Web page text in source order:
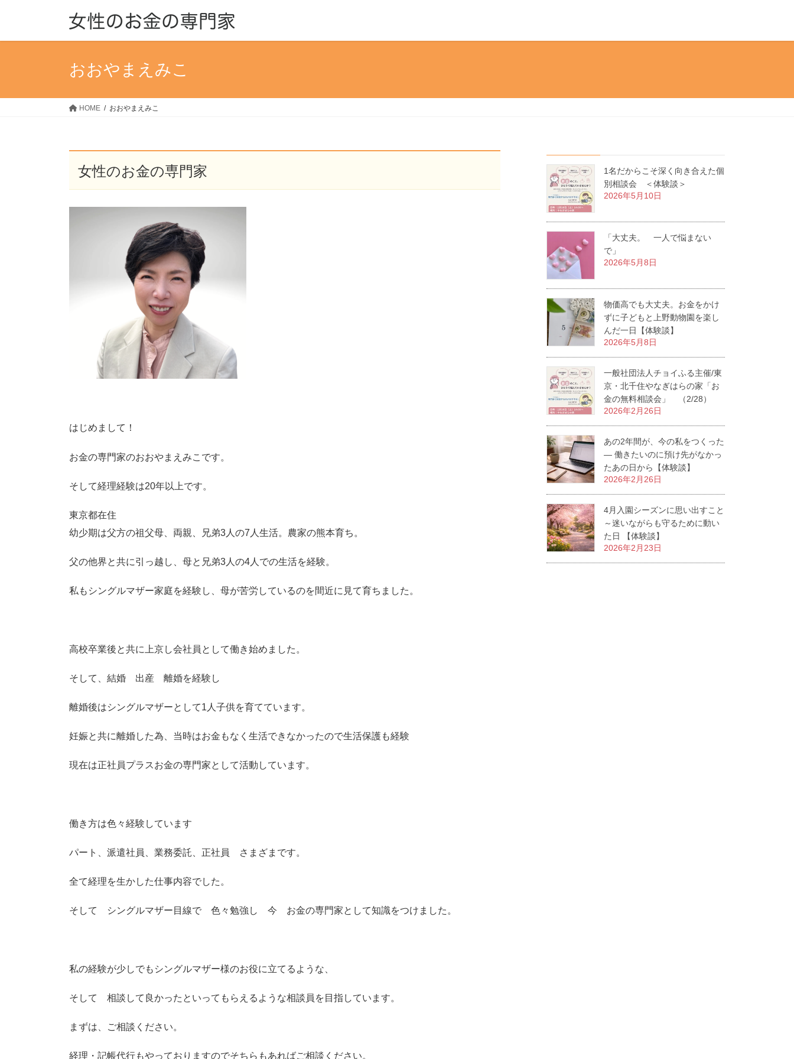
おおやまえみこ
HOME おおやまえみこ
女性のお金の専門家
はじめまして！
お金の専門家のおおやまえみこです。
そして経理経験は20年以上です。
東京都在住
幼少期は父方の祖父母、両親、兄弟3人の7人生活。農家の熊本育ち。
父の他界と共に引っ越し、母と兄弟3人の4人での生活を経験。
私もシングルマザー家庭を経験し、母が苦労しているのを間近に見て育ちました。
高校卒業後と共に上京し会社員として働き始めました。
そして、結婚 出産 離婚を経験し
離婚後はシングルマザーとして1人子供を育てています。
妊娠と共に離婚した為、当時はお金もなく生活できなかったので生活保護も経験
現在は正社員プラスお金の専門家として活動しています。
働き方は色々経験しています
パート、派遣社員、業務委託、正社員 さまざまです。
全て経理を生かした仕事内容でした。
そして シングルマザー目線で 色々勉強し 今 お金の専門家として知識をつけました。
私の経験が少しでもシングルマザー様のお役に立てるような、
そして 相談して良かったといってもらえるような相談員を目指しています。
まずは、ご相談ください。
経理・記帳代行もやっておりますのでそちらもあればご相談ください。
1名だからこそ深く向き合えた個
別相談会 ＜体験談＞
2026年5月10日
「大丈夫。 一人で悩まない
で」
2026年5月8日
物価高でも大丈夫。お金をかけ
ずに子どもと上野動物園を楽し
んだ一日【体験談】
2026年5月8日
一般社団法人チョイふる主催/東
京・北千住やなぎはらの家「お
金の無料相談会」 （2/28）
2026年2月26日
あの2年間が、今の私をつくった
― 働きたいのに預け先がなかっ
たあの日から【体験談】
2026年2月26日
4月入園シーズンに思い出すこと
～迷いながらも守るために動い
た日 【体験談】
2026年2月23日